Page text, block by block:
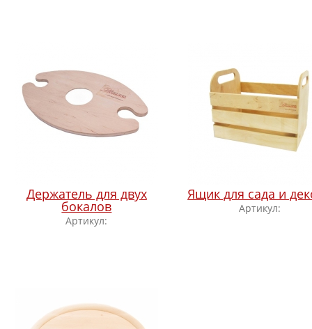
Держатель для двух
бокалов
Артикул:
Ящик для сада и
Артикул: